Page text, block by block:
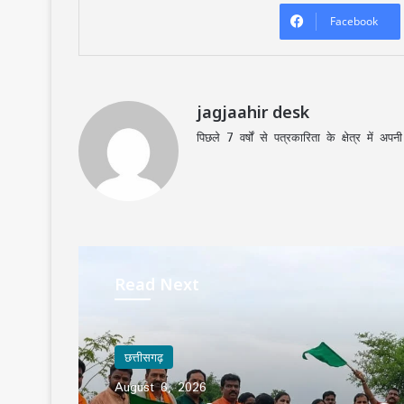
Facebook
jagjaahir desk
पिछले 7 वर्षों से पत्रकारिता के क्षेत्र में
Read Next
छत्तीसगढ़
छत्तीसगढ़
August 6, 2026